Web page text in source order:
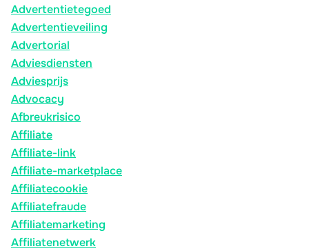
Advertentietegoed
Advertentieveiling
Advertorial
Adviesdiensten
Adviesprijs
Advocacy
Afbreukrisico
Affiliate
Affiliate-link
Affiliate-marketplace
Affiliatecookie
Affiliatefraude
Affiliatemarketing
Affiliatenetwerk